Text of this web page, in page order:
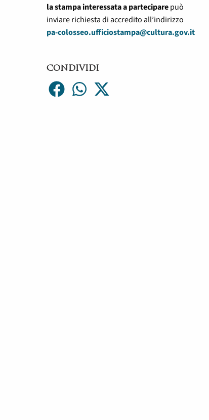
la stampa interessata a parteciparepuò
inviare richiesta di accredito all’indirizzo
pa-colosseo.ufficiostampa@cultura.gov.it
CONDIVIDI